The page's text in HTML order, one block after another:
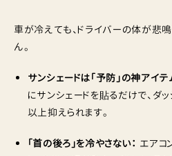
車が冷えても、ドライバーの体が悲
ん。
サンシェードは「予防」の神アイテ
にサンシェードを貼るだけで、
以上抑えられます。
「首の後ろ」を冷やさない： エアコ